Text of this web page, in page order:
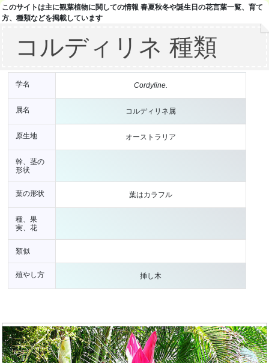
このサイトは主に観葉植物に関しての情報 春夏秋冬や誕生日の花言葉一覧、育て
方、種類などを掲載しています
コルディリネ 種類
学名 Cordyline.
属名 コルディリネ属
原生地 オーストラリア
幹、茎の
形状
葉の形状 葉はカラフル
種、果
実、花
類似
殖やし方 挿し木